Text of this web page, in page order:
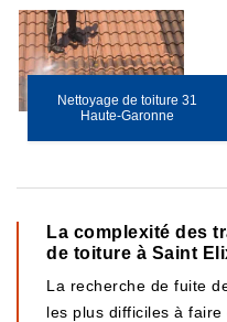
Nettoyage de toiture 31
Haute-Garonne
La complexité des
de toiture à Saint
La recherche de fuite
les plus difficiles à